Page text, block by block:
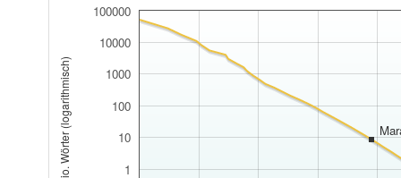
1
10
100
1000
10000
100000